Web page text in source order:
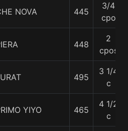
NOVA 445
3/4
cpo
448
2
cpos
495
3 1/4
c
YIYO 465
4 1/2
c